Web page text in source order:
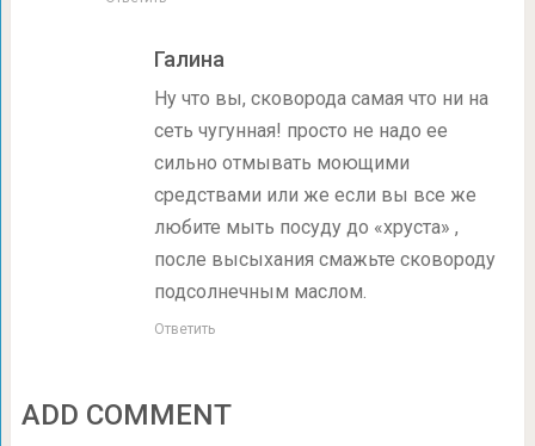
Галина
Ну что вы, сковорода самая что ни на
сеть чугунная! просто не надо ее
сильно отмывать моющими
средствами или же если вы все же
любите мыть посуду до «хруста» ,
после высыхания смажьте сковороду
подсолнечным маслом.
Ответить
ADD COMMENT